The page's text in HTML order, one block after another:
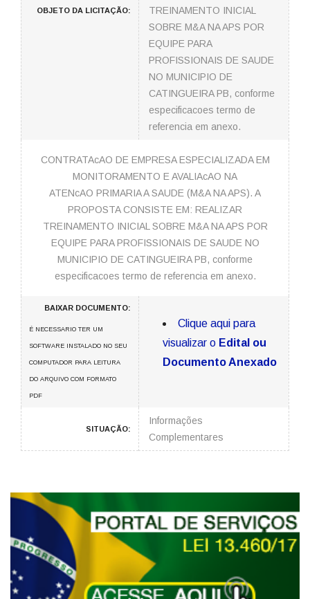
OBJETO DA LICITAÇÃO:
TREINAMENTO INICIAL
SOBRE M&A NA APS POR
EQUIPE PARA
PROFISSIONAIS DE SAUDE
NO MUNICIPIO DE
CATINGUEIRA PB, conforme
especificacoes termo de
referencia em anexo.
CONTRATAcAO DE EMPRESA ESPECIALIZADA EM
MONITORAMENTO E AVALIAcAO NA
ATENcAO PRIMARIA A SAUDE (M&A NA APS). A
PROPOSTA CONSISTE EM: REALIZAR
TREINAMENTO INICIAL SOBRE M&A NA APS POR
EQUIPE PARA PROFISSIONAIS DE SAUDE NO
MUNICIPIO DE CATINGUEIRA PB, conforme
especificacoes termo de referencia em anexo.
BAIXAR DOCUMENTO:
É NECESSARIO TER UM
SOFTWARE INSTALADO NO SEU
COMPUTADOR PARA LEITURA
DO ARQUIVO COM FORMATO
PDF
Clique aqui para
visualizar o Edital ou
Documento Anexado
SITUAÇÃO:
Informações
Complementares